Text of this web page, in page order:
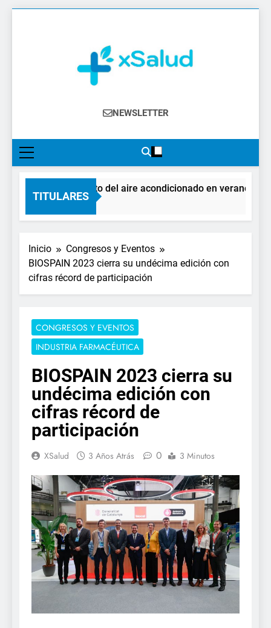
XSalud
Noticias Del Sector Salud. Congresos Y
Farmacéutica, Atención Primaria,
Especialistas, Farmacia, Etc…
NEWSLETTER
TITULARES
El impacto del aire acondicionado en verano:
2 Días Atrás
Inicio
Congresos y Eventos
BIOSPAIN 2023 cierra su undécima edición con
cifras récord de participación
CONGRESOS Y EVENTOS
INDUSTRIA FARMACÉUTICA
BIOSPAIN 2023 cierra su
undécima edición con
cifras récord de
participación
XSalud 3 Años Atrás 0 3 Minutos